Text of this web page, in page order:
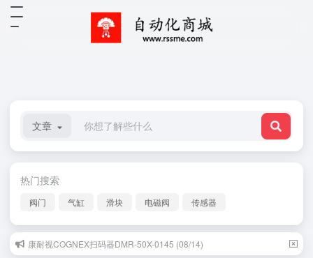
文章
热门搜索
阀门 气缸 滑块 电磁阀 传感器
康耐视COGNEX扫码器DMR-50X-0145 (08/14)